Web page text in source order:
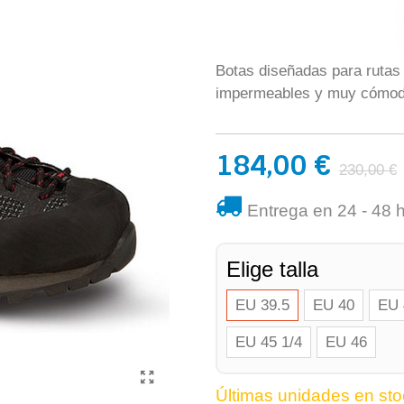
Botas diseñadas para
impermeables y muy
184,00 € 230,00 €
Entrega en 24 - 48
Elige talla
EU 39.5 EU 40 EU
EU 45 1/4 EU 46
Últimas unidades en